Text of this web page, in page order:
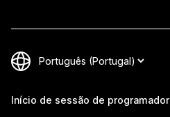
Início de sessão de programador